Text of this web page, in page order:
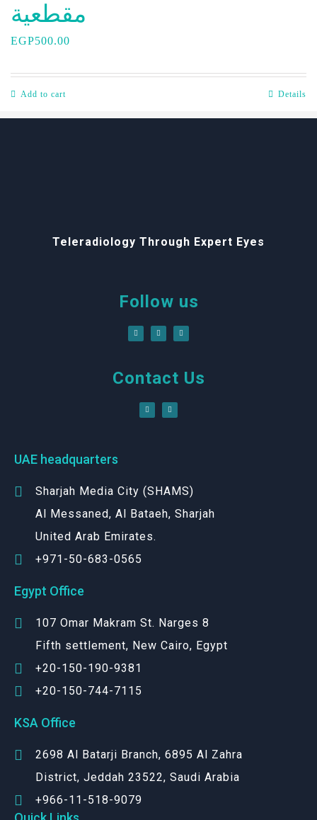
مقطعية
EGP500.00
Add to cart Details
Teleradiology Through Expert Eyes
Follow us
Contact Us
UAE headquarters
Sharjah Media City (SHAMS)
Al Messaned, Al Bataeh, Sharjah
United Arab Emirates.
+971-50-683-0565
Egypt Office
107 Omar Makram St. Narges 8
Fifth settlement, New Cairo, Egypt
+20-150-190-9381
+20-150-744-7115
KSA Office
2698 Al Batarji Branch, 6895 Al Zahra
District, Jeddah 23522, Saudi Arabia
+966-11-518-9079‬